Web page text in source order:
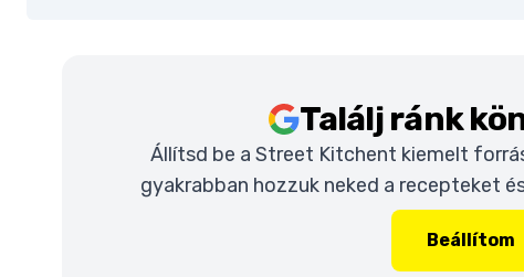
Találj ránk
Állítsd be a Street Kitchent kiemelt
gyakrabban hozzuk neked a recepteket
Beállítom